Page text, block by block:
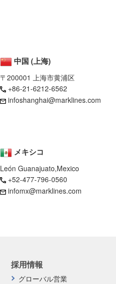
メキシコ
León Guanajuato,Mexico
+52-477-796-0560
infomx@marklines.com
中国 (上海)
〒200001 上海市黄浦区
+86-21-6212-6562
infoshanghai@marklines.com
採用情報
グローバル営業